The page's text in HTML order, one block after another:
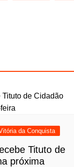
da Conquista
Tituto de
próxima